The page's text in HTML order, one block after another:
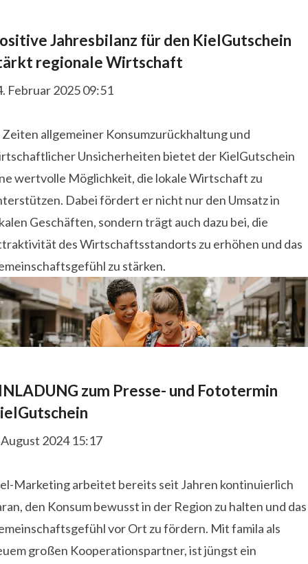
Jahresbilanz für den KielGutschein
regionale Wirtschaft
Februar 2025 09:51
allgemeiner Konsumzurückhaltung und
Unsicherheiten bietet der KielGutschein
wertvolle Möglichkeit, die lokale Wirtschaft zu
Dabei fördert er nicht nur den Umsatz in
Geschäften, sondern trägt auch dazu bei, die
des Wirtschaftsstandorts zu erhöhen und das
zu stärken.
zum Presse- und Fototermin
2024 15:17
Marketing arbeitet bereits seit Jahren kontinuierlich
den Konsum bewusst in der Region zu halten und das
vor Ort zu fördern. Mit famila als
großen Kooperationspartner, ist jüngst ein